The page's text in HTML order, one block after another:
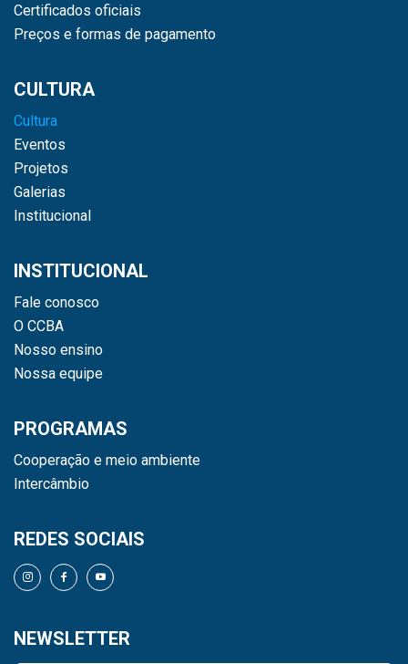
Certificados oficiais
Preços e formas de pagamento
CULTURA
Cultura
Eventos
Projetos
Galerias
Institucional
INSTITUCIONAL
Fale conosco
O CCBA
Nosso ensino
Nossa equipe
PROGRAMAS
Cooperação e meio ambiente
Intercâmbio
REDES SOCIAIS
NEWSLETTER